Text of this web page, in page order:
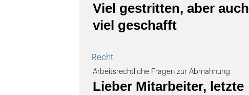
Viel gestritten, aber auch
viel geschafft
Recht
Arbeitsrechtliche Fragen zur Abmahnung
Lieber Mitarbeiter, letzte